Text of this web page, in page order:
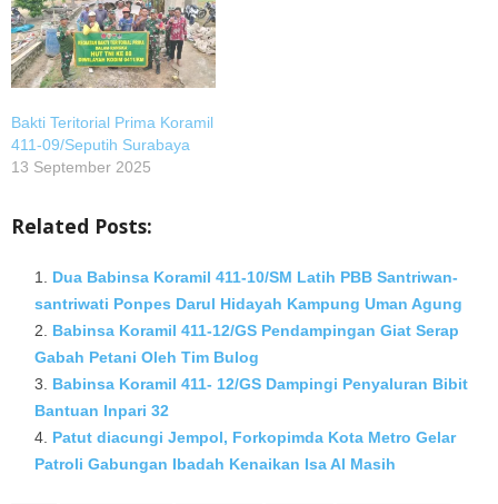
Bakti Teritorial Prima Koramil
411-09/Seputih Surabaya
13 September 2025
Related Posts:
Dua Babinsa Koramil 411-10/SM Latih PBB Santriwan-
santriwati Ponpes Darul Hidayah Kampung Uman Agung
Babinsa Koramil 411-12/GS Pendampingan Giat Serap
Gabah Petani Oleh Tim Bulog
Babinsa Koramil 411- 12/GS Dampingi Penyaluran Bibit
Bantuan Inpari 32
Patut diacungi Jempol, Forkopimda Kota Metro Gelar
Patroli Gabungan Ibadah Kenaikan Isa Al Masih